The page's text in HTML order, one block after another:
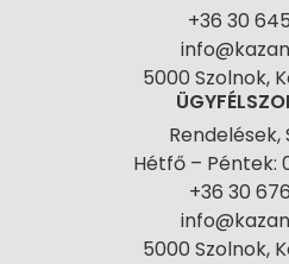
+36 30
5000 Szolnok,
Rendelések,
Hétfő – Péntek:
+36 30
5000 Szolnok,